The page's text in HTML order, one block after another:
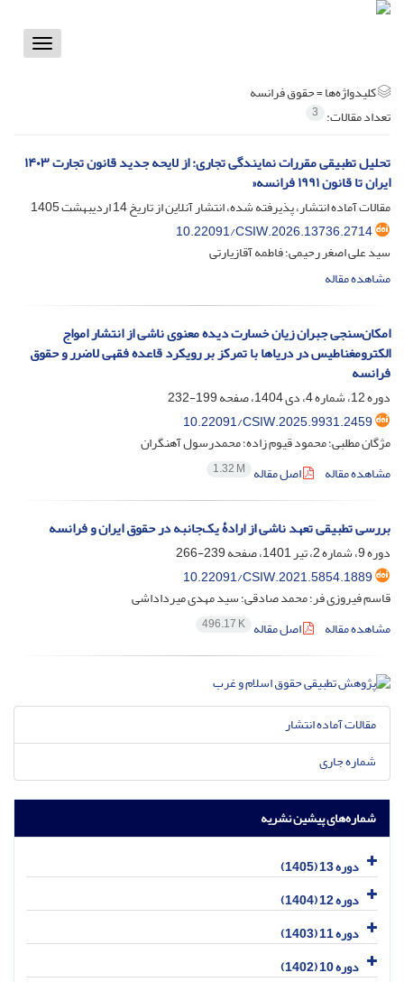
Toggle
کلیدواژه‌ها =حقوق فرانسه
تعداد مقالات: 3
تحلیل تطبیقی مقررات نمایندگی تجاری: از لایحه جدید قانون تجارت ۱۴۰۳
ایران تا قانون ۱۹۹۱ فرانسه«
مقالات آماده انتشار، پذیرفته شده، انتشار آنلاین از تاریخ14 اردیبهشت 1405
10.22091/CSIW.2026.13736.2714
سید علی اصغر رحیمی؛ فاطمه آقازیارتی
مشاهده مقاله
امکان‌سنجی جبران زیان خسارت‌ دیده معنوی ناشی از انتشار امواج
الکترومغناطیس در دریاها با تمرکز بر رویکرد قاعده فقهی لاضرر و حقوق
فرانسه
دوره 12، شماره 4، دی 1404، صفحه
199-232
10.22091/CSIW.2025.9931.2459
مژگان مطلبی؛ محمود قیوم زاده؛ محمدرسول آهنگران
مشاهده مقاله
اصل مقاله 1.32 M
بررسی تطبیقی تعهد ناشی از ارادۀ یک‌جانبه در حقوق ایران و فرانسه
دوره 9، شماره 2، تیر 1401، صفحه
239-266
10.22091/CSIW.2021.5854.1889
قاسم فیروزی فر؛ محمد صادقی؛ سید مهدی میرداداشی
مشاهده مقاله
اصل مقاله 496.17 K
مقالات آماده انتشار
شماره جاری
شماره‌های پیشین نشریه
دوره 13 (1405)
دوره 12 (1404)
دوره 11 (1403)
دوره 10 (1402)